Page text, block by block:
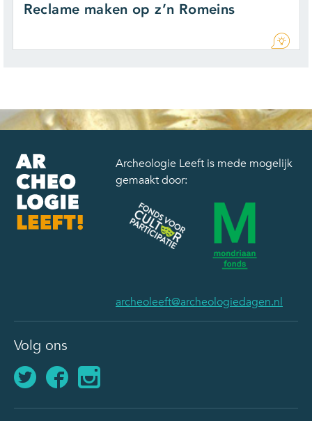
Reclame maken op z’n Romeins
Archeologie Leeft is mede mogelijk
gemaakt door:
archeoleeft@archeologiedagen.nl
Volg ons